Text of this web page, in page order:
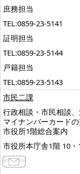
庶務担当
TEL:0859-23-5141
証明担当
TEL:0859-23-5144
戸籍担当
TEL:0859-23-5143
市民二課
行政相談・市民相談、
マイナンバーカード
市役所1階総合案内
市役所本庁舎1階 10・